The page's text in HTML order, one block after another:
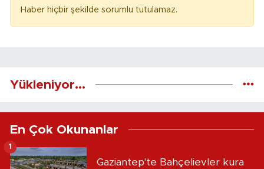
Haber hiçbir şekilde sorumlu tutulamaz.
Yükleniyor...
En Çok Okunanlar
Gaziantep'te Bahçelievler kura
1